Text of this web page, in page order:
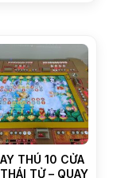
THÚ 10 CỬA
TỬ – QUAY